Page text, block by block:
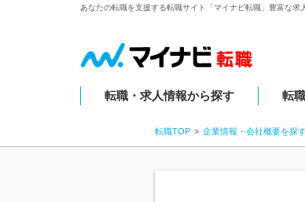
あなたの転職を支援する転職サイト「マイナビ転職」豊富な
転職・求人情報から探す 転
転職TOP 企業情報・会社概要を探